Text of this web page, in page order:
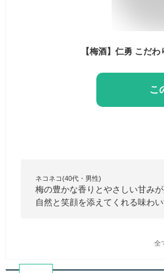
こ
ネコネコ(40代・男性)
梅の豊かな香りとやさしい甘み
自然と笑顔を添えてくれる味わ
全